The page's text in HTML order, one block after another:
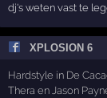
dj's weten vast te
XPLOSION 6
Hardstyle in De
Thera en Jason